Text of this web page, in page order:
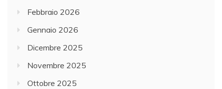
Febbraio 2026
Gennaio 2026
Dicembre 2025
Novembre 2025
Ottobre 2025